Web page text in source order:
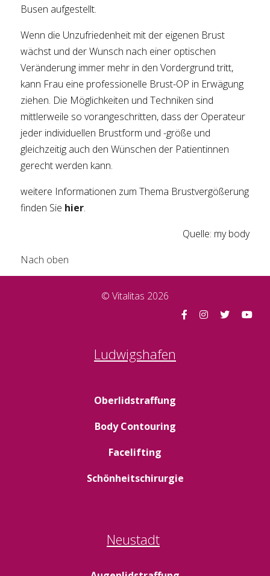
Busen aufgestellt.
Wenn die Unzufriedenheit mit der eigenen Brust
wächst und der Wunsch nach einer optischen
Veränderung immer mehr in den Vordergrund tritt,
kann Frau eine professionelle Brust-OP in Erwägung
ziehen. Die Möglichkeiten und Techniken sind
mittlerweile so vorangeschritten, dass der Operateur
jeder individuellen Brustform und -größe und
gleichzeitig auch den Wünschen der Patientinnen
gerecht werden kann.
weitere Informationen zum Thema Brustvergößerung
finden Sie hier.
Quelle: my body
Nach oben
© Vitalitas 2026
Ludwigshafen
Oberlidstraffung
Body Contouring
Facelifting
Schönheitschirurgie
Neustadt